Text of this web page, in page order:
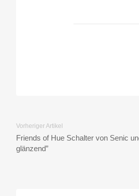
Vorheriger Artikel
Friends of Hue Schalter von Senic
glänzend”